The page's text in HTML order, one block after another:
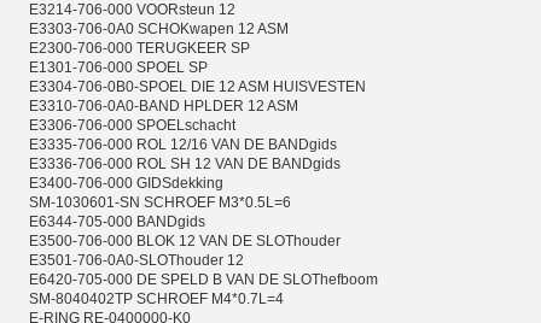
E3214-706-000 VOORsteun 12
E3303-706-0A0 SCHOKwapen 12 ASM
E2300-706-000 TERUGKEER SP
E1301-706-000 SPOEL SP
E3304-706-0B0-SPOEL DIE 12 ASM HUISVESTEN
E3310-706-0A0-BAND HPLDER 12 ASM
E3306-706-000 SPOELschacht
E3335-706-000 ROL 12/16 VAN DE BANDgids
E3336-706-000 ROL SH 12 VAN DE BANDgids
E3400-706-000 GIDSdekking
SM-1030601-SN SCHROEF M3*0.5L=6
E6344-705-000 BANDgids
E3500-706-000 BLOK 12 VAN DE SLOThouder
E3501-706-0A0-SLOThouder 12
E6420-705-000 DE SPELD B VAN DE SLOThefboom
SM-8040402TP SCHROEF M4*0.7L=4
E-RING RE-0400000-K0